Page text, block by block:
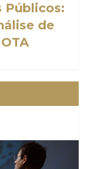
Públicos:
de